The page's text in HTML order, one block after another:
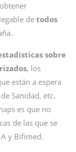
de todos
sobre
, los
están a espera
Sanidad, etc.
es que no
de las que se
y Bifimed.